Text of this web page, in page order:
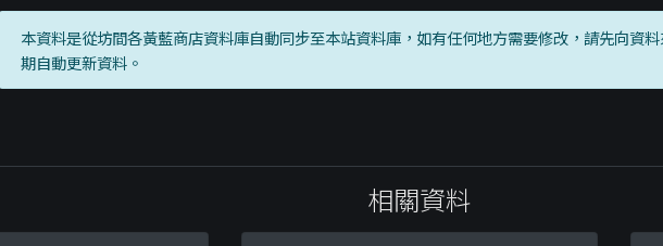
本資料是從坊間各黃藍商店資料庫自動同步至本站資料庫，如有任何地方需要修改，請先向資
期自動更新資料。
相關資料